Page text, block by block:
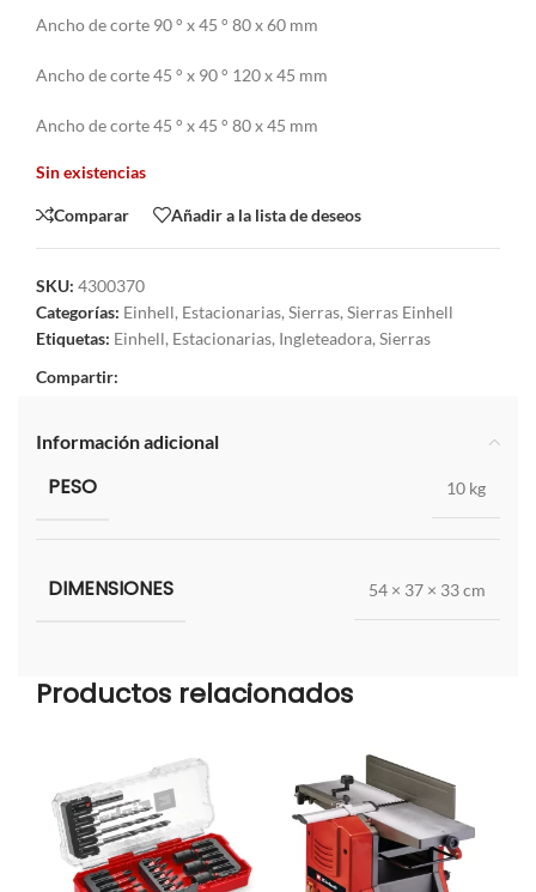
Ancho de corte 90 ° x 45 ° 80 x 60 mm
Ancho de corte 45 ° x 90 ° 120 x 45 mm
Ancho de corte 45 ° x 45 ° 80 x 45 mm
Sin existencias
Comparar Añadir a la lista de deseos
SKU: 4300370
Categorías: Einhell, Estacionarias, Sierras, Sierras Einhell
Etiquetas: Einhell, Estacionarias, Ingleteadora, Sierras
Compartir:
Información adicional
PESO 10 kg
DIMENSIONES 54 × 37 × 33 cm
Productos relacionados